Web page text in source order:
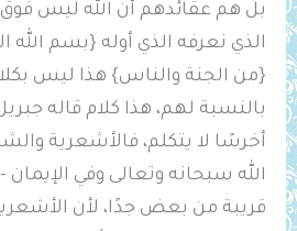
بل هم عقائدهم أن الله ليس
الذي نعرفه الذي أوله {بسم الله
{من الجنة والناس} هذا ليس
بالنسبة لهم، هذا كلام قاله
أخرسًا لا يتكلم، فالأشعرية
الله سبحانه وتعالى وفي
قريبة من بعض جدًا، لأن